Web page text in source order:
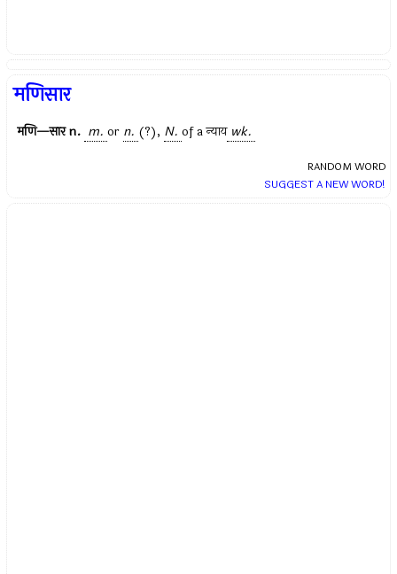
मणिसार
मणि—सारn. m. or n. (?), N. of aन्याय wk.
RANDOM WORD
SUGGEST A NEW WORD!